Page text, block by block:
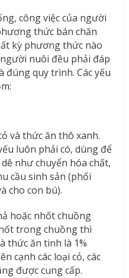
công việc của người
thức bán chăn
kỳ phương thức nào
nuôi đều phải đáp
đúng quy trình. Các yếu
và thức ăn thô xanh.
luôn phải có, dùng để
như chuyển hóa chất,
cầu sinh sản (phối
cho con bú).
hoặc nhốt chuồng
trong chuồng thì
thức ăn tinh là 1%
cạnh các loại cỏ, các
được cung cấp.